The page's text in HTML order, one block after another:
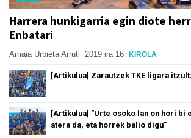
Harrera hunkigarria egin diote
Enbatari
Amaia Urbieta Arruti 2019 ira 16 KIROLA
[Artikulua] Zarautzek TKE ligara
[Artikulua] "Urte osoko lan on hori bi
atera da, eta horrek balio digu"